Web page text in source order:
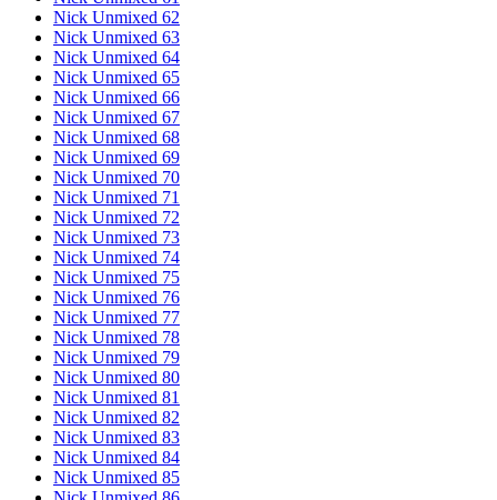
Nick Unmixed 62
Nick Unmixed 63
Nick Unmixed 64
Nick Unmixed 65
Nick Unmixed 66
Nick Unmixed 67
Nick Unmixed 68
Nick Unmixed 69
Nick Unmixed 70
Nick Unmixed 71
Nick Unmixed 72
Nick Unmixed 73
Nick Unmixed 74
Nick Unmixed 75
Nick Unmixed 76
Nick Unmixed 77
Nick Unmixed 78
Nick Unmixed 79
Nick Unmixed 80
Nick Unmixed 81
Nick Unmixed 82
Nick Unmixed 83
Nick Unmixed 84
Nick Unmixed 85